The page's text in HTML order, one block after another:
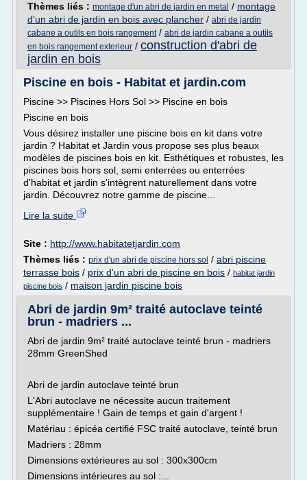
Thèmes liés : montage d'un abri de jardin en metal / montage
d'un abri de jardin en bois avec plancher / abri de jardin
cabane a outils en bois rangement/ abri de jardin cabane a outils
en bois rangement exterieur / construction d'abri de
jardin en bois
Piscine en bois - Habitat et jardin.com
Piscine >> Piscines Hors Sol >> Piscine en bois
Piscine en bois
Vous désirez installer une piscine bois en kit dans votre
jardin ? Habitat et Jardin vous propose ses plus beaux
modèles de piscines bois en kit. Esthétiques et robustes, les
piscines bois hors sol, semi enterrées ou enterrées
d'habitat et jardin s'intègrent naturellement dans votre
jardin. Découvrez notre gamme de piscine...
Lire la suite
Site : http://www.habitatetjardin.com
Thèmes liés : prix d'un abri de piscine hors sol / abri piscine
terrasse bois / prix d'un abri de piscine en bois / habitat jardin
piscine bois / maison jardin piscine bois
Abri de jardin 9m² traité autoclave teinté
brun - madriers ...
Abri de jardin 9m² traité autoclave teinté brun - madriers
28mm GreenShed
Abri de jardin autoclave teinté brun
L'Abri autoclave ne nécessite aucun traitement
supplémentaire ! Gain de temps et gain d'argent !
Matériau : épicéa certifié FSC traité autoclave, teinté brun
Madriers : 28mm
Dimensions extérieures au sol : 300x300cm
Dimensions intérieures au sol :...